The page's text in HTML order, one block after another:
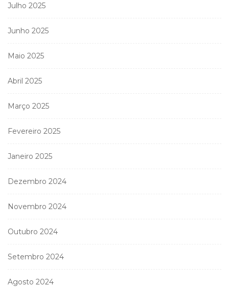
Julho 2025
Junho 2025
Maio 2025
Abril 2025
Março 2025
Fevereiro 2025
Janeiro 2025
Dezembro 2024
Novembro 2024
Outubro 2024
Setembro 2024
Agosto 2024